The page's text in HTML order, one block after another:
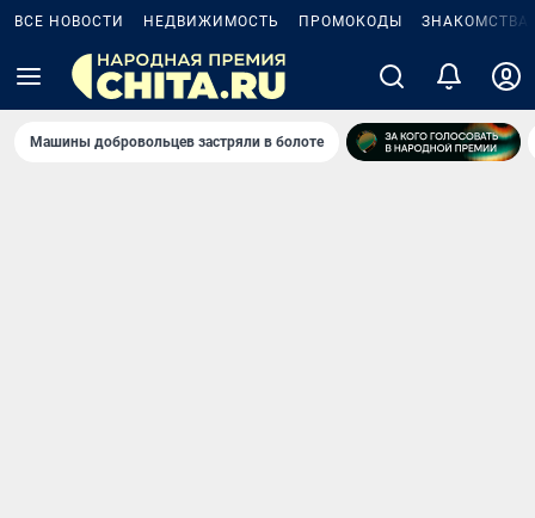
ВСЕ НОВОСТИ НЕДВИЖИМОСТЬ ПРОМОКОДЫ ЗНАКОМСТВА
Машины добровольцев застряли в болоте